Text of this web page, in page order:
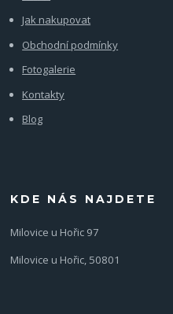
Jak nakupovat
Obchodní podmínky
Fotogalerie
Kontakty
Blog
KDE NÁS NAJDETE
Milovice u Hořic 97
Milovice u Hořic, 50801